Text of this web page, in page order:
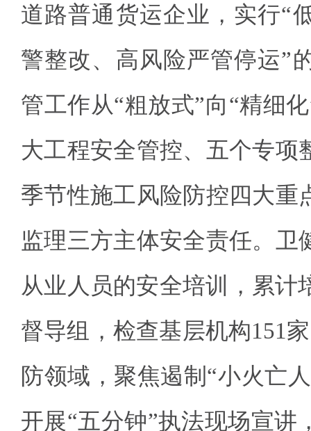
道路普通货运企业，实行“
警整改、高风险严管停运”
管工作从“粗放式”向“精细
大工程安全管控、五个专项
季节性施工风险防控四大重
监理三方主体安全责任。卫
从业人员的安全培训，累计
督导组，检查基层机构151
防领域，聚焦遏制“小火亡
开展“五分钟”执法现场宣讲